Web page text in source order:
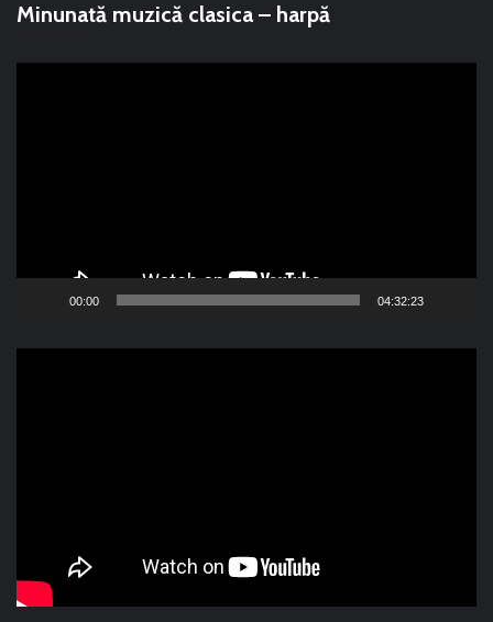
Minunată muzică clasica – harpă
00:00 04:32:23